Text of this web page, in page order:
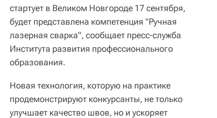
стартует в Великом Новгороде 17 сентября,
будет представлена компетенция "Ручная
лазерная сварка", сообщает пресс-служба
Института развития профессионального
образования.
Новая технология, которую на практике
продемонстрируют конкурсанты, не только
улучшает качество швов, но и ускоряет